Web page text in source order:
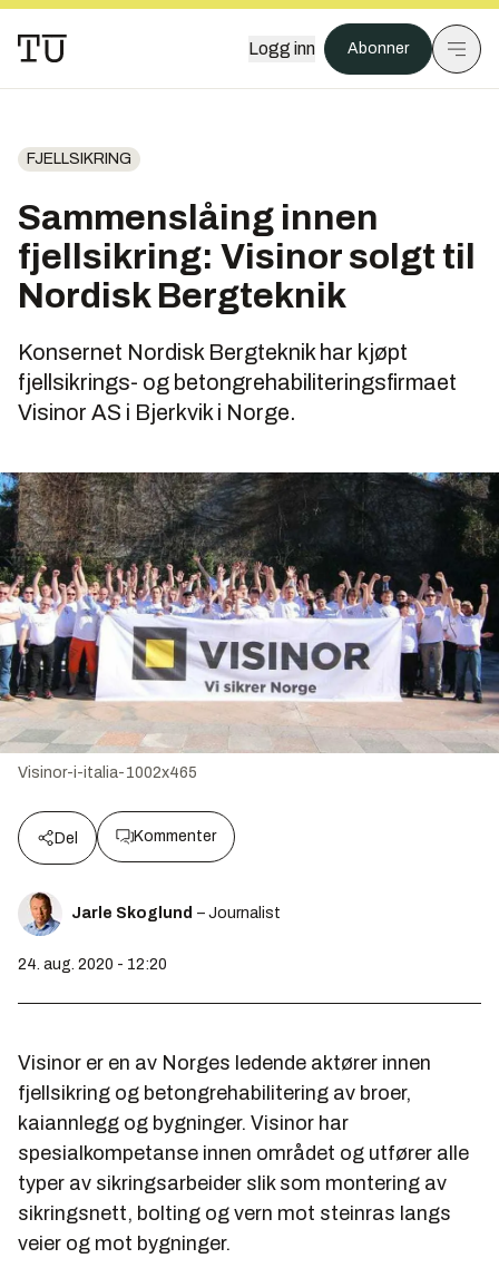
Logg inn Abonner
FJELLSIKRING
Sammenslåing innen
fjellsikring: Visinor solgt til
Nordisk Bergteknik
Konsernet Nordisk Bergteknik har kjøpt
fjellsikrings- og betongrehabiliteringsfirmaet
Visinor AS i Bjerkvik i Norge.
Visinor-i-italia-1002x465
Del Kommenter
Jarle Skoglund – Journalist
24. aug. 2020 - 12:20
Visinor er en av Norges ledende aktører innen
fjellsikring og betongrehabilitering av broer,
kaiannlegg og bygninger. Visinor har
spesialkompetanse innen området og utfører alle
typer av sikringsarbeider slik som montering av
sikringsnett, bolting og vern mot steinras langs
veier og mot bygninger.